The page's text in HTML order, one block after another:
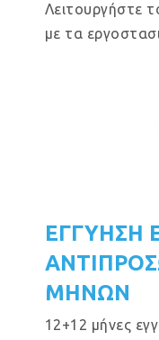
Λειτουργήστε
με τα
ΕΓΓΥΗΣΗ
ΜΗΝΩΝ
12+12 μήνες